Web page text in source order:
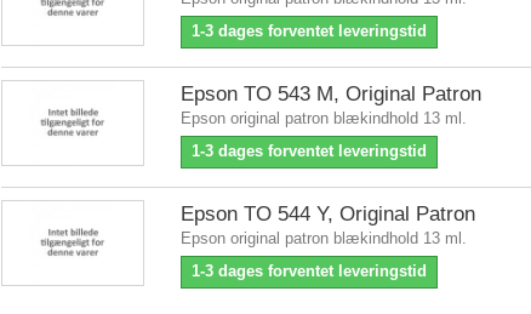
1-3 dages forventet leveringstid
Epson TO 543 M, Original Patron
Epson original patron blækindhold 13 ml.
1-3 dages forventet leveringstid
Epson TO 544 Y, Original Patron
Epson original patron blækindhold 13 ml.
1-3 dages forventet leveringstid